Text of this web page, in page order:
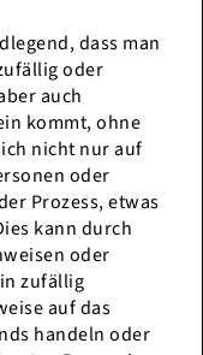
dass man
oder
auch
kommt, ohne
nicht nur auf
oder
Prozess, etwas
kann durch
oder
zufällig
auf das
handeln oder